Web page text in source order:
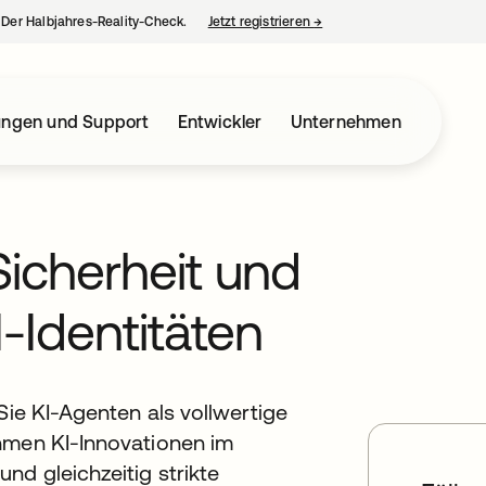
Halbjahres-Reality-Check. Jetzt registrieren→
und Support Entwickler Unternehmen
und
Identitäten
KI-Agenten als vollwertige
KI-Innovationen im
gleichzeitig strikte